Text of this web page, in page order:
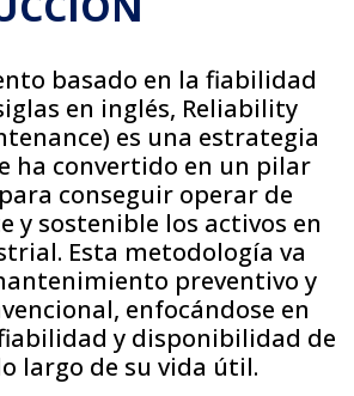
basado en la fiabilidad
en inglés, Reliability
es una estrategia
ha convertido en un pilar
conseguir operar de
y sostenible los activos en
Esta metodología va
preventivo y
enfocándose en
y disponibilidad de
largo de su vida útil.